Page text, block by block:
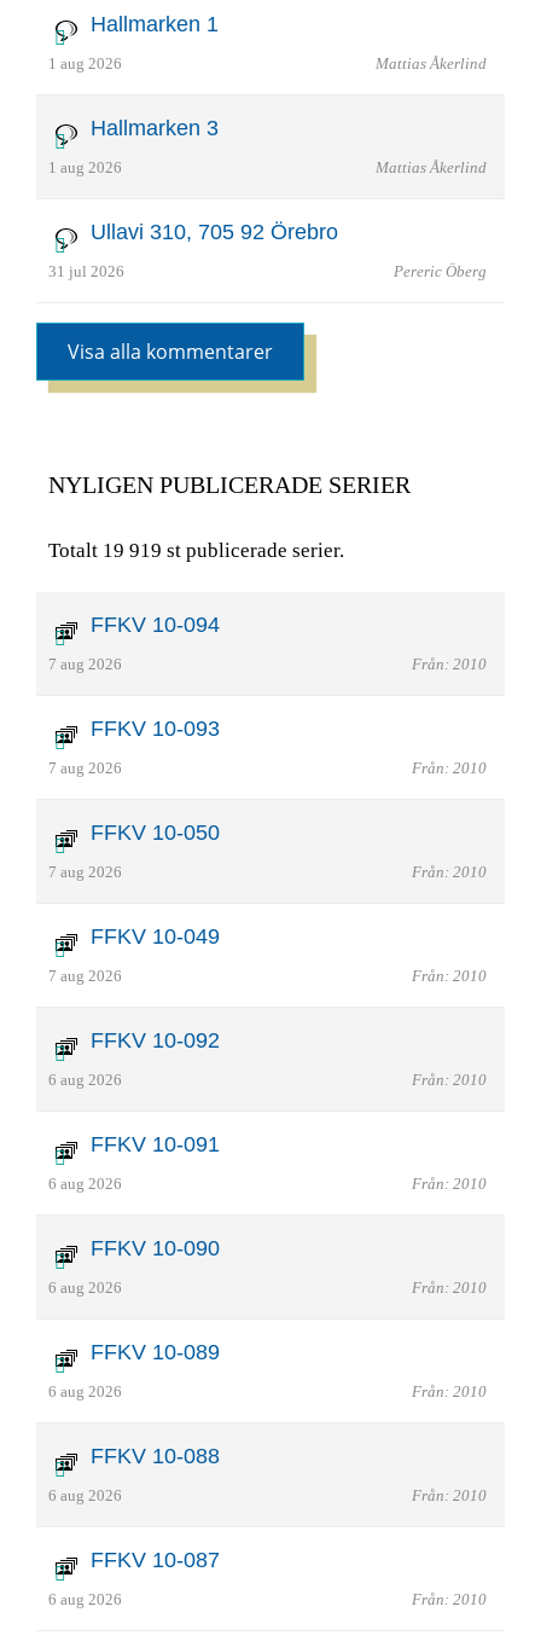
Hallmarken 1
1 aug 2026 Mattias Åkerlind
Hallmarken 3
1 aug 2026 Mattias Åkerlind
Ullavi 310, 705 92 Örebro
31 jul 2026 Pereric Öberg
Visa alla kommentarer
NYLIGEN PUBLICERADE SERIER
Totalt 19 919 st publicerade serier.
FFKV 10-094
7 aug 2026 Från: 2010
FFKV 10-093
7 aug 2026 Från: 2010
FFKV 10-050
7 aug 2026 Från: 2010
FFKV 10-049
7 aug 2026 Från: 2010
FFKV 10-092
6 aug 2026 Från: 2010
FFKV 10-091
6 aug 2026 Från: 2010
FFKV 10-090
6 aug 2026 Från: 2010
FFKV 10-089
6 aug 2026 Från: 2010
FFKV 10-088
6 aug 2026 Från: 2010
FFKV 10-087
6 aug 2026 Från: 2010